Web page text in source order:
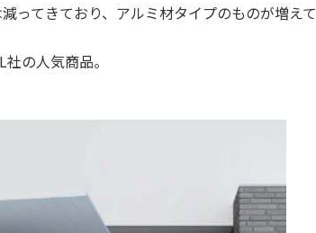
ってきており、アルミ材タイプのものが増えて
の人気商品。